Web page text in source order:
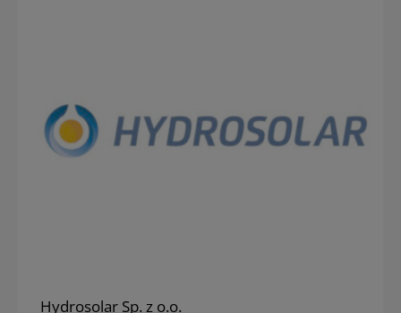
Hydrosolar Sp. z o.o.